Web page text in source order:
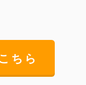
ちら